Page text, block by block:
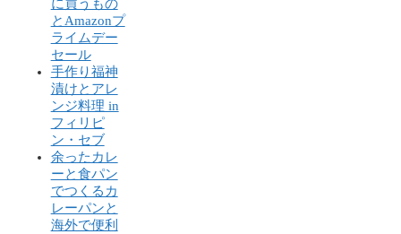
に買うもの
とAmazonプ
ライムデー
セール
手作り福神
漬けとアレ
ンジ料理 in
フィリピ
ン・セブ
余ったカレ
ーと食パン
でつくるカ
レーパンと
海外で便利